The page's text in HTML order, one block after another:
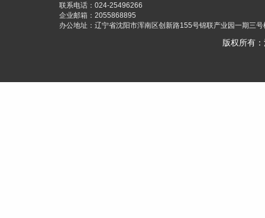
联系电话：024-25496266
企业邮箱：2055868895
办公地址：辽宁省沈阳市浑南区创新路155号锦联产业园一期三
版权所有